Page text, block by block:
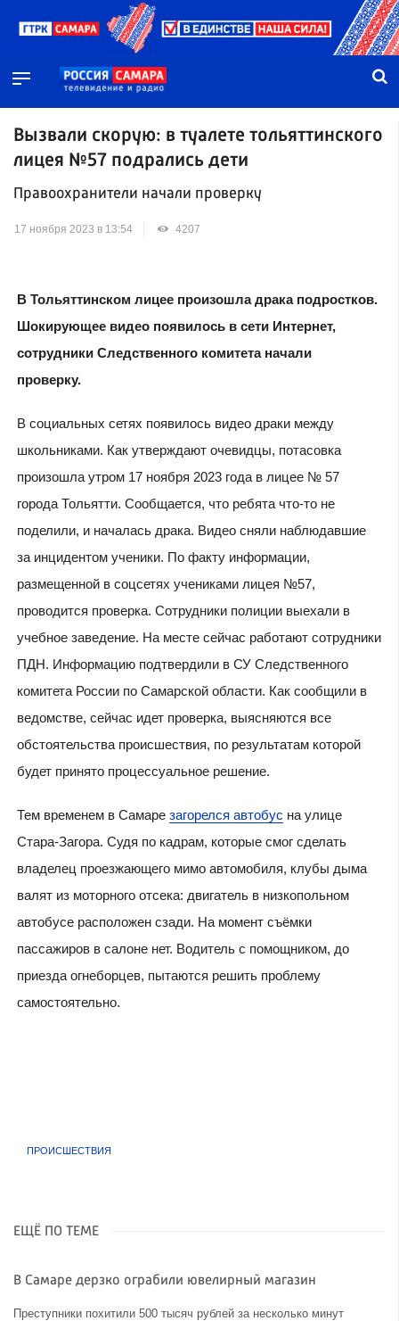
Вызвали скорую: в туалете тольяттинского
лицея №57 подрались дети
Правоохранители начали проверку
17 ноября 2023 в 13:54 4207
В Тольяттинском лицее произошла драка подростков.
Шокирующее видео появилось в сети Интернет,
сотрудники Следственного комитета начали
проверку.
В социальных сетях появилось видео драки между
школьниками. Как утверждают очевидцы, потасовка
произошла утром 17 ноября 2023 года в лицее № 57
города Тольятти. Сообщается, что ребята что-то не
поделили, и началась драка. Видео сняли наблюдавшие
за инцидентом ученики. По факту информации,
размещенной в соцсетях учениками лицея №57,
проводится проверка. Сотрудники полиции выехали в
учебное заведение. На месте сейчас работают сотрудники
ПДН. Информацию подтвердили в СУ Следственного
комитета России по Самарской области. Как сообщили в
ведомстве, сейчас идет проверка, выясняются все
обстоятельства происшествия, по результатам которой
будет принято процессуальное решение.
Тем временем в Самаре загорелся автобус на улице
Стара-Загора. Судя по кадрам, которые смог сделать
владелец проезжающего мимо автомобиля, клубы дыма
валят из моторного отсека: двигатель в низкопольном
автобусе расположен сзади. На момент съёмки
пассажиров в салоне нет. Водитель с помощником, до
приезда огнеборцев, пытаются решить проблему
самостоятельно.
ПРОИСШЕСТВИЯ
ЕЩЁ ПО ТЕМЕ
В Самаре дерзко ограбили ювелирный магазин
Преступники похитили 500 тысяч рублей за несколько минут